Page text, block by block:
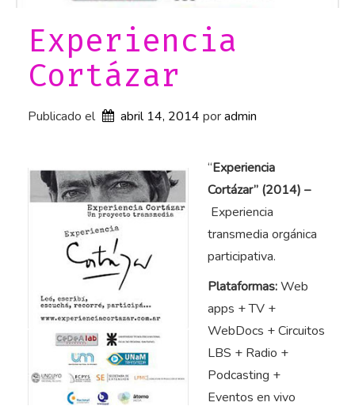
r
s
»
Experiencia
Cortázar
Publicado el abril 14, 2014 por admin
“Experiencia
Cortázar” (2014) –
Experiencia
transmedia orgánica
participativa.
Plataformas:Web
apps + TV +
WebDocs + Circuitos
LBS + Radio +
Podcasting +
Eventos en vivo